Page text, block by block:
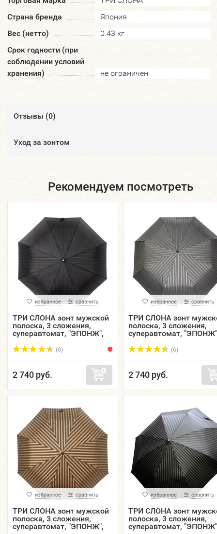
Страна бренда
Япония
Вес (нетто)
0.43 кг
Срок годности (при
соблюдении условий
хранения)
не ограничен
Отзывы (0)
Уход за зонтом
Рекомендуем посмотреть
избранное сравнить
ТРИ СЛОНА зонт мужской
полоска, 3 сложения,
суперавтомат, "ЭПОНЖ",
(6)
2 740 руб.
избранное сравнить
ТРИ СЛОНА зонт
полоска, 3 сложения,
суперавтомат,
(6)
2 740 руб.
избранное сравнить
ТРИ СЛОНА зонт мужской
полоска, 3 сложения,
суперавтомат, "ЭПОНЖ",
избранное сравнить
ТРИ СЛОНА зонт
полоска, 3 сложения,
суперавтомат,